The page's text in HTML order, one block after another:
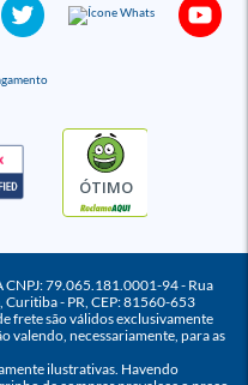
ÓTIMO
CNPJ: 79.065.181.0001-94 - Rua
- PR, CEP: 81560-653
frete são válidos exclusivamente
valendo, necessariamente, para as
ilustrativas. Havendo